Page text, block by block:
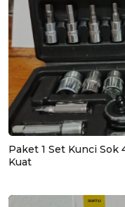
Paket 1 Set Kunci Sok
Kuat